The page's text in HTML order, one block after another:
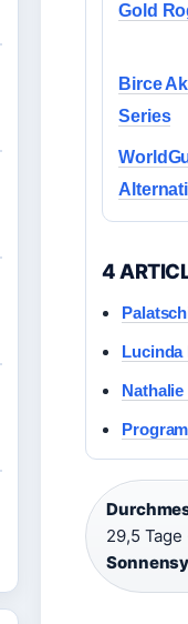
Gold
Birce
Series
4
Lucinda
29,5 Tage